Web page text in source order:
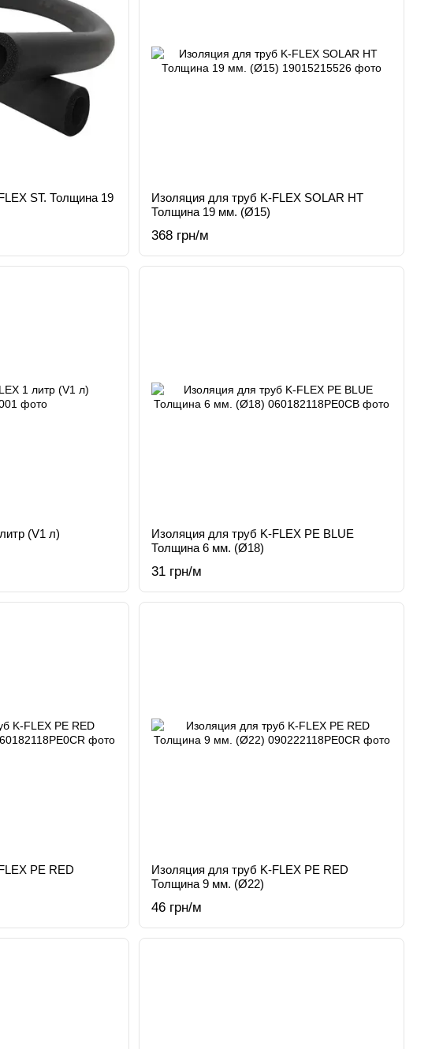
ST. Толщина 19
Изоляция для труб K-FLEX SOLAR HT
Толщина 19 мм. (Ø15)
368 грн/м
(V1 л)
Изоляция для труб K-FLEX PE BLUE
Толщина 6 мм. (Ø18)
31 грн/м
PE RED
Изоляция для труб K-FLEX PE RED
Толщина 9 мм. (Ø22)
46 грн/м